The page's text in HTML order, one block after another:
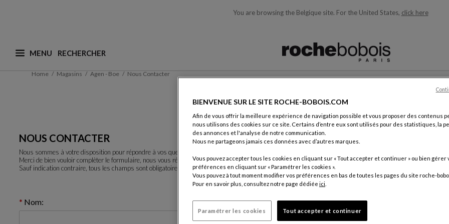
You are browsing the Belgique site. For the United States, click here
MENU
Que recherchez-vous ? (nous adaptons les suggestions en fonction de ce que vous recherchez)
Home Magasins Agen - Boe Nous Contacter
NOUS CONTACTER
NOUS CONTACTER
Nous sommes à votre disposition pour répondre à vos questions.
Merci de bien vouloir complèter le formulaire, nous vous répondrons rapidement.
Sauf indication contraire, tous les champs sont obligatoires.
Nom:
Par
Service
BIENVENUE SUR LE SITE ROCHE-BOBOIS.COM
Afin de vous offrir la meilleure expérience de navigation possible et vous proposer des contenus
nous utilisons des cookies sur ce site. Certains d’entre eux sont utilisés pour des statistiques, la
des annonces et l'analyse de notre communication.
Nous ne partageons jamais ces données avec d’autres marques.
Vous pouvez accepter tous les cookies en cliquant sur « Tout accepter et continuer » ou bien gérer
préférences en cliquant sur « Paramétrer les cookies ».
Vous pouvez à tout moment modifier vos préférences en bas de toutes les pages du site roche-
Pour en savoir plus, consultez notre page dédiée ici
Paramétrer les cookies Tout accepter et continuer